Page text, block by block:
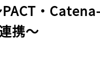
・
携〜